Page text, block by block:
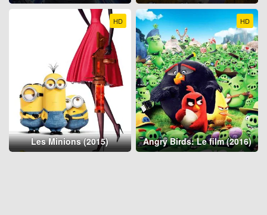
HD
Les Minions (2015)
HD
Angry Birds: Le film (2016)